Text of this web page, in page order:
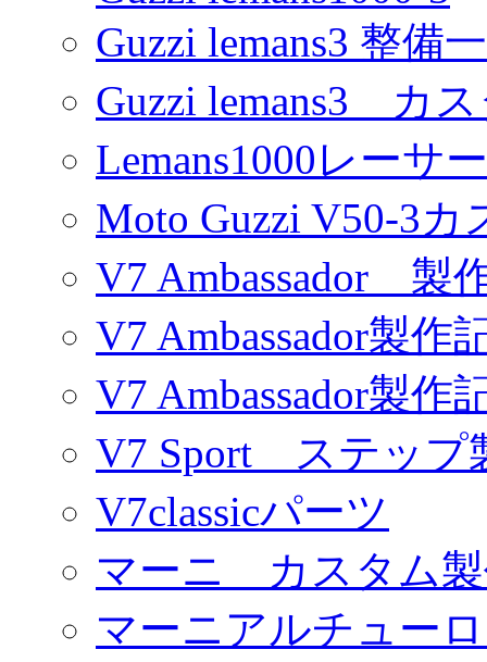
Guzzi lemans3 整備
Guzzi lemans3 カ
Lemans1000レーサ
Moto Guzzi V50-3カ
V7 Ambassador 製
V7 Ambassador製作
V7 Ambassador製作
V7 Sport ステップ
V7classicパーツ
マーニ カスタム
マーニアルチュー